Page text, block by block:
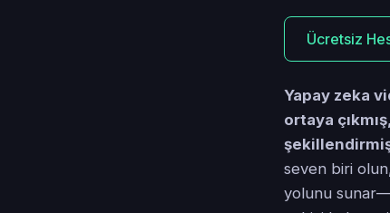
Ücretsiz
Yapay zeka
ortaya
seven biri
yolunu